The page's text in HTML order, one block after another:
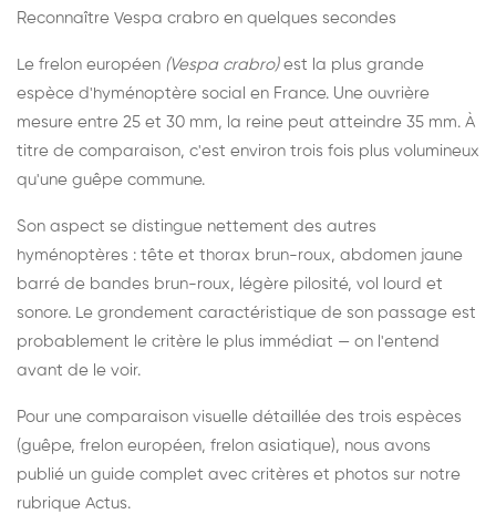
Reconnaître Vespa crabro en quelques secondes
Le frelon européen (Vespa crabro)est la plus grande
espèce d'hyménoptère social en France. Une ouvrière
mesure entre 25 et 30 mm, la reine peut atteindre 35 mm. À
titre de comparaison, c'est environ trois fois plus volumineux
qu'une guêpe commune.
Son aspect se distingue nettement des autres
hyménoptères : tête et thorax brun-roux, abdomen jaune
barré de bandes brun-roux, légère pilosité, vol lourd et
sonore. Le grondement caractéristique de son passage est
probablement le critère le plus immédiat — on l'entend
avant de le voir.
Pour une comparaison visuelle détaillée des trois espèces
(guêpe, frelon européen, frelon asiatique), nous avons
publié un guide complet avec critères et photos sur notre
rubrique Actus.